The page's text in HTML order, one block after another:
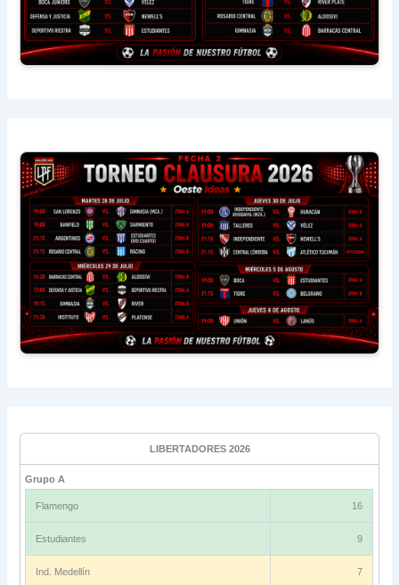
LIBERTADORES 2026
Grupo A
Flamengo 16
Estudiantes 9
Ind. Medellín 7